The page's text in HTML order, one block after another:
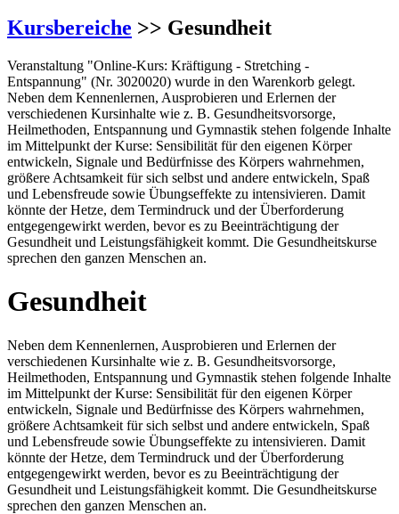
Kursbereiche >> Gesundheit
Veranstaltung "Online-Kurs: Kräftigung - Stretching -
Entspannung" (Nr. 3020020) wurde in den Warenkorb gelegt.
Neben dem Kennenlernen, Ausprobieren und Erlernen der
verschiedenen Kursinhalte wie z. B. Gesundheitsvorsorge,
Heilmethoden, Entspannung und Gymnastik stehen folgende Inhalte
im Mittelpunkt der Kurse: Sensibilität für den eigenen Körper
entwickeln, Signale und Bedürfnisse des Körpers wahrnehmen,
größere Achtsamkeit für sich selbst und andere entwickeln, Spaß
und Lebensfreude sowie Übungseffekte zu intensivieren. Damit
könnte der Hetze, dem Termindruck und der Überforderung
entgegengewirkt werden, bevor es zu Beeinträchtigung der
Gesundheit und Leistungsfähigkeit kommt. Die Gesundheitskurse
sprechen den ganzen Menschen an.
Gesundheit
Neben dem Kennenlernen, Ausprobieren und Erlernen der
verschiedenen Kursinhalte wie z. B. Gesundheitsvorsorge,
Heilmethoden, Entspannung und Gymnastik stehen folgende Inhalte
im Mittelpunkt der Kurse: Sensibilität für den eigenen Körper
entwickeln, Signale und Bedürfnisse des Körpers wahrnehmen,
größere Achtsamkeit für sich selbst und andere entwickeln, Spaß
und Lebensfreude sowie Übungseffekte zu intensivieren. Damit
könnte der Hetze, dem Termindruck und der Überforderung
entgegengewirkt werden, bevor es zu Beeinträchtigung der
Gesundheit und Leistungsfähigkeit kommt. Die Gesundheitskurse
sprechen den ganzen Menschen an.